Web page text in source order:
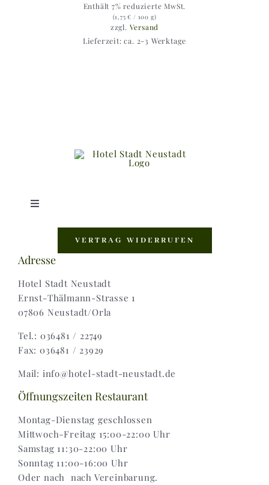
Enthält 7% reduzierte MwSt.
(1,75€ / 100 g)
zzgl. Versand
Lieferzeit: ca. 2-3 Werktage
Toggle
Zahlungsweisen |
Widerruf |
Versand & Lieferung
VERTRAG WIDERRUFEN
Adresse
Hotel Stadt Neustadt
Ernst-Thälmann-Strasse 1
07806 Neustadt/Orla
Tel.: 036481 / 22749
Fax: 036481 / 23929
Mail: info@hotel-stadt-neustadt.de
Öffnungszeiten Restaurant
Montag-Dienstag geschlossen
Mittwoch-Freitag 15:00-22:00 Uhr
Samstag 11:30-22:00 Uhr
Sonntag 11:00-16:00 Uhr
Oder nach nach Vereinbarung.